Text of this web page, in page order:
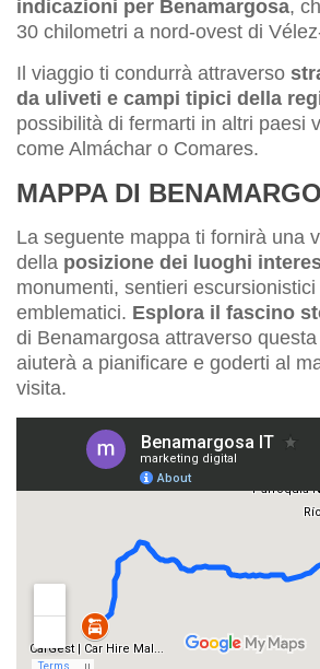
indicazioni per Benamargosa,
30 chilometri a nord-ovest di
Il viaggio ti condurrà attraverso
da uliveti e campi tipici della
possibilità di fermarti in altri paesi
come Almáchar o Comares.
MAPPA DI
La seguente mappa ti fornirà una
della posizione dei luoghi
monumenti, sentieri
emblematici. Esplora il fascino
di Benamargosa attraverso
aiuterà a pianificare e goderti al
visita.